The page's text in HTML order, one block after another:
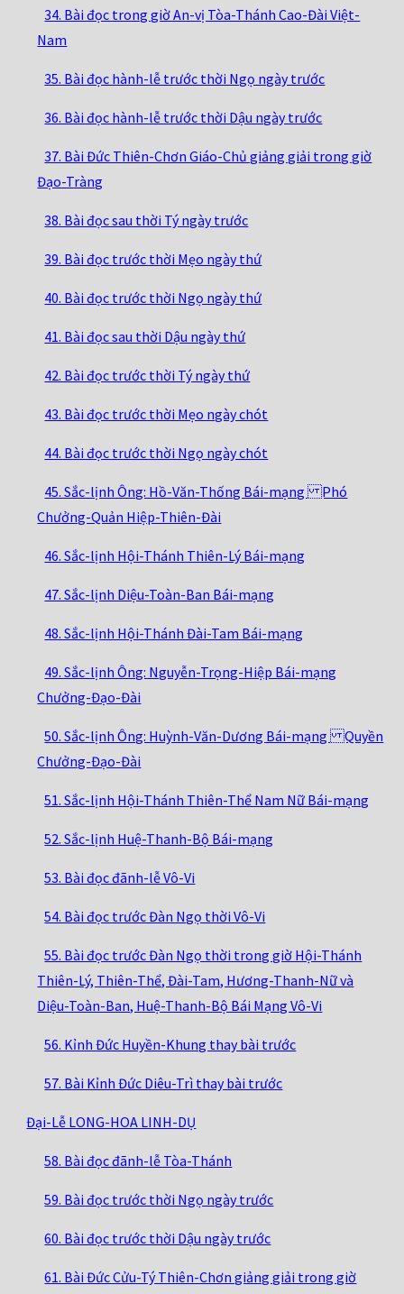
34. Bài đọc trong giờ An-vị Tòa-Thánh Cao-Đài Việt-
Nam
35. Bài đọc hành-lễ trước thời Ngọ ngày trước
36. Bài đọc hành-lễ trước thời Dậu ngày trước
37. Bài Đức Thiên-Chơn Giáo-Chủ giảng giải trong giờ
Đạo-Tràng
38. Bài đọc sau thời Tý ngày trước
39. Bài đọc trước thời Mẹo ngày thứ
40. Bài đọc trước thời Ngọ ngày thứ
41. Bài đọc sau thời Dậu ngày thứ
42. Bài đọc trước thời Tý ngày thứ
43. Bài đọc trước thời Mẹo ngày chót
44. Bài đọc trước thời Ngọ ngày chót
45. Sắc-lịnh Ông: Hồ-Văn-Thống Bái-mạng Phó
Chưởng-Quản Hiệp-Thiên-Đài
46. Sắc-lịnh Hội-Thánh Thiên-Lý Bái-mạng
47. Sắc-lịnh Diệu-Toàn-Ban Bái-mạng
48. Sắc-lịnh Hội-Thánh Đài-Tam Bái-mạng
49. Sắc-lịnh Ông: Nguyễn-Trọng-Hiệp Bái-mạng
Chưởng-Đạo-Đài
50. Sắc-lịnh Ông: Huỳnh-Văn-Dương Bái-mạng Quyền
Chưởng-Đạo-Đài
51. Sắc-lịnh Hội-Thánh Thiên-Thể Nam Nữ Bái-mạng
52. Sắc-lịnh Huệ-Thanh-Bộ Bái-mạng
53. Bài đọc đãnh-lễ Vô-Vi
54. Bài đọc trước Đàn Ngọ thời Vô-Vi
55. Bài đọc trước Đàn Ngọ thời trong giờ Hội-Thánh
Thiên-Lý, Thiên-Thể, Đài-Tam, Hương-Thanh-Nữ và
Diệu-Toàn-Ban, Huệ-Thanh-Bộ Bái Mạng Vô-Vi
56. Kỉnh Đức Huyền-Khung thay bài trước
57. Bài Kỉnh Đức Diêu-Trì thay bài trước
Đại-Lễ LONG-HOA LINH-DỤ
58. Bài đọc đãnh-lễ Tòa-Thánh
59. Bài đọc trước thời Ngọ ngày trước
60. Bài đọc trước thời Dậu ngày trước
61. Bài Đức Cửu-Tý Thiên-Chơn giảng giải trong giờ